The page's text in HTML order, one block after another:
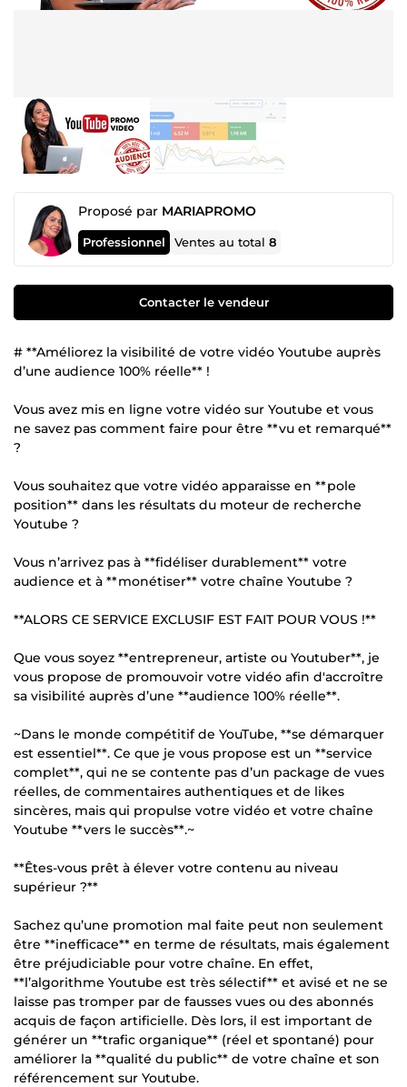
Proposé par MARIAPROMO
Professionnel Ventes au total8
Contacter le vendeur
# **Améliorez la visibilité de votre vidéo Youtube auprès
d’une audience 100% réelle** !
Vous avez mis en ligne votre vidéo sur Youtube et vous
ne savez pas comment faire pour être **vu et remarqué**
?
Vous souhaitez que votre vidéo apparaisse en **pole
position** dans les résultats du moteur de recherche
Youtube ?
Vous n’arrivez pas à **fidéliser durablement** votre
audience et à **monétiser** votre chaîne Youtube ?
**ALORS CE SERVICE EXCLUSIF EST FAIT POUR VOUS !**
Que vous soyez **entrepreneur, artiste ou Youtuber**, je
vous propose de promouvoir votre vidéo afin d'accroître
sa visibilité auprès d’une **audience 100% réelle**.
~Dans le monde compétitif de YouTube, **se démarquer
est essentiel**. Ce que je vous propose est un **service
complet**, qui ne se contente pas d’un package de vues
réelles, de commentaires authentiques et de likes
sincères, mais qui propulse votre vidéo et votre chaîne
Youtube **vers le succès**.~
**Êtes-vous prêt à élever votre contenu au niveau
supérieur ?**
Sachez qu’une promotion mal faite peut non seulement
être **inefficace** en terme de résultats, mais également
être préjudiciable pour votre chaîne. En effet,
**l’algorithme Youtube est très sélectif** et avisé et ne se
laisse pas tromper par de fausses vues ou des abonnés
acquis de façon artificielle. Dès lors, il est important de
générer un **trafic organique** (réel et spontané) pour
améliorer la **qualité du public** de votre chaîne et son
référencement sur Youtube.